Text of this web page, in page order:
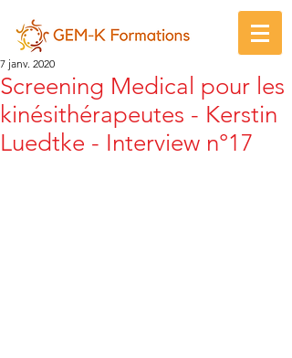
Screening Medical pour les
kinésithérapeutes - Kerstin
Luedtke - Interview n°17
7 janv. 2020